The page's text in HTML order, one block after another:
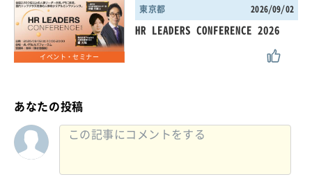
イベント・セミナー
東京都 2026/09/02
HR LEADERS CONFERENCE 2026
あなたの投稿